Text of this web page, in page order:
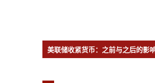
美联储收紧货币：之前与之后的影